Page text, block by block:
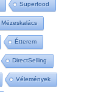
Superfood
Mézeskalács
Étterem
DirectSelling
Vélemények